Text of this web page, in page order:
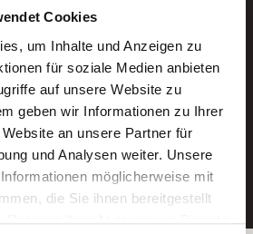
Cookies
um Inhalte und Anzeigen zu
für soziale Medien anbieten
auf unsere Website zu
geben wir Informationen zu Ihrer
an unsere Partner für
und Analysen weiter. Unsere
möglicherweise mit
die Sie ihnen bereitgestellt
per E-Mail.
Service von AWO
Jobs.
Adresse eintragen